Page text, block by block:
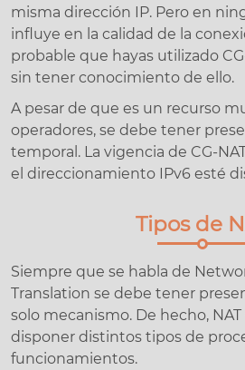
misma dirección IP. Pero en
influye en la calidad de la
probable que hayas utilizado
sin tener conocimiento de ello.
A pesar de que es un recurso
operadores, se debe tener
temporal. La vigencia de CG-
el direccionamiento IPv6 esté
Tipos de
Siempre que se habla de
Translation se debe tener
solo mecanismo. De hecho,
disponer distintos tipos de
funcionamientos.